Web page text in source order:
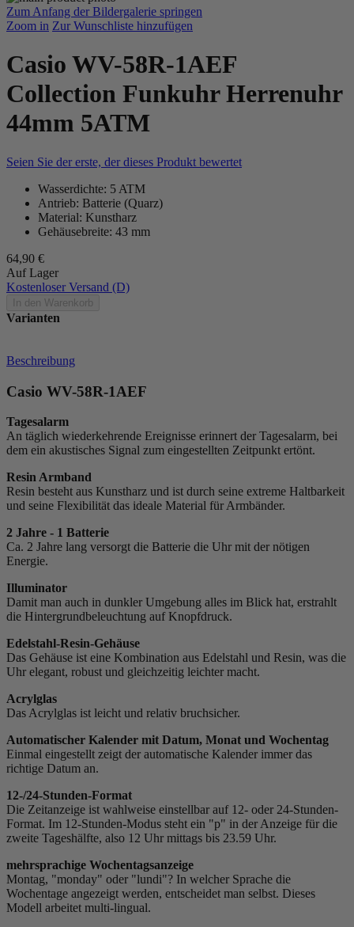
Zum Anfang der Bildergalerie springen
Zoom in Zur Wunschliste hinzufügen
Casio WV-58R-1AEF
Collection Funkuhr Herrenuhr
44mm 5ATM
Seien Sie der erste, der dieses Produkt bewertet
Wasserdichte: 5 ATM
Antrieb: Batterie (Quarz)
Material: Kunstharz
Gehäusebreite: 43 mm
64,90 €
Auf Lager
Kostenloser Versand (D)
In den Warenkorb
Varianten
Beschreibung
Casio WV-58R-1AEF
Tagesalarm
An täglich wiederkehrende Ereignisse erinnert der Tagesalarm, bei
dem ein akustisches Signal zum eingestellten Zeitpunkt ertönt.
Resin Armband
Resin besteht aus Kunstharz und ist durch seine extreme Haltbarkeit
und seine Flexibilität das ideale Material für Armbänder.
2 Jahre - 1 Batterie
Ca. 2 Jahre lang versorgt die Batterie die Uhr mit der nötigen
Energie.
Illuminator
Damit man auch in dunkler Umgebung alles im Blick hat, erstrahlt
die Hintergrundbeleuchtung auf Knopfdruck.
Edelstahl-Resin-Gehäuse
Das Gehäuse ist eine Kombination aus Edelstahl und Resin, was die
Uhr elegant, robust und gleichzeitig leichter macht.
Acrylglas
Das Acrylglas ist leicht und relativ bruchsicher.
Automatischer Kalender mit Datum, Monat und Wochentag
Einmal eingestellt zeigt der automatische Kalender immer das
richtige Datum an.
12-/24-Stunden-Format
Die Zeitanzeige ist wahlweise einstellbar auf 12- oder 24-Stunden-
Format. Im 12-Stunden-Modus steht ein "p" in der Anzeige für die
zweite Tageshälfte, also 12 Uhr mittags bis 23.59 Uhr.
mehrsprachige Wochentagsanzeige
Montag, "monday" oder "lundi"? In welcher Sprache die
Wochentage angezeigt werden, entscheidet man selbst. Dieses
Modell arbeitet multi-lingual.